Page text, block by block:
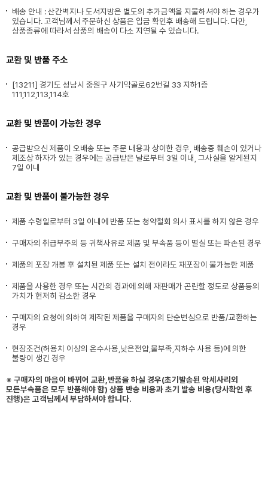
배송 안내 : 산간벽지나 도서지방은 별도의 추가금액을 지불하셔야 하는 경우가
있습니다. 고객님께서 주문하신 상품은 입금 확인후 배송해 드립니다. 다만,
상품종류에 따라서 상품의 배송이 다소 지연될 수 있습니다.
교환 및 반품 주소
[13211] 경기도 성남시 중원구 사기막골로62번길 33 지하1층
111,112,113,114호
교환 및 반품이 가능한 경우
공급받으신 제품이 오배송 또는 주문 내용과 상이한 경우, 배송중 훼손이 있거나
제조상 하자가 있는 경우에는 공급받은 날로부터 3일 이내, 그사실을 알게된지
7일 이내
교환 및 반품이 불가능한 경우
제품 수령일로부터 3일 이내에 반품 또는 청약철회 의사 표시를 하지 않은 경우
구매자의 취급부주의 등 귀책사유로 제품 및 부속품 등이 멸실 또는 파손된 경우
제품의 포장 개봉 후 설치된 제품 또는 설치 전이라도 재포장이 불가능한 제품
제품을 사용한 경우 또는 시간의 경과에 의해 재판매가 곤란할 정도로 상품등의
가치가 현저히 감소한 경우
구매자의 요청에 의하여 제작된 제품을 구매자의 단순변심으로 반품/교환하는
경우
현장조건(허용치 이상의 온수사용,낮은전압,물부족,지하수 사용 등)에 의한
불량이 생긴 경우
※ 구매자의 마음이 바뀌어 교환,반품을 하실 경우(초기발송된 악세사리외
모든부속품은 모두 반품해야 함) 상품 반송 비용과 초기 발송 비용(당사확인 후
진행)은 고객님께서 부담하셔야 합니다.